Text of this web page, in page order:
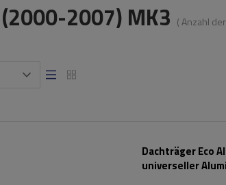
2007) MK3 ( Anzahl
Dachträger Eco
universeller